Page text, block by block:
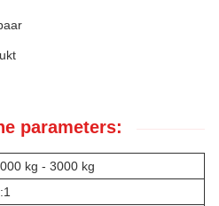
parameters:
kg - 3000 kg